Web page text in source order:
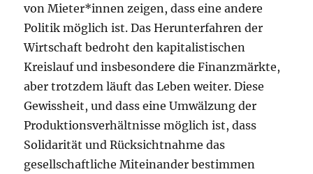
von Mieter*innen zeigen, dass eine andere
Politik möglich ist. Das Herunterfahren der
Wirtschaft bedroht den kapitalistischen
Kreislauf und insbesondere die Finanzmärkte,
aber trotzdem läuft das Leben weiter. Diese
Gewissheit, und dass eine Umwälzung der
Produktionsverhältnisse möglich ist, dass
Solidarität und Rücksichtnahme das
gesellschaftliche Miteinander bestimmen